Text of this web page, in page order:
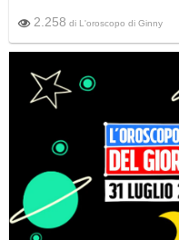
2.258 di L'oroscopo di Ginny